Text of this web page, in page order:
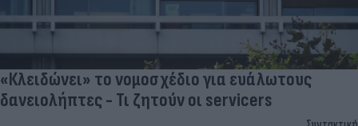
«Κλειδώνει» το νομοσχέδιο για ευάλωτους
δανειολήπτες - Τι ζητούν οι servicers